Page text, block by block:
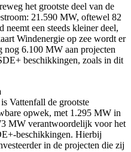
het grootste deel van de
21.590 MW, oftewel 82
een steeds kleiner deel,
Windenergie op zee wordt er
nog 6.100 MW aan projecten
beschikkingen, zoals in dit
Vattenfall de grootste
opwek, met 1.295 MW in
MW verantwoordelijk voor het
beschikkingen. Hierbij
in de projecten die zij